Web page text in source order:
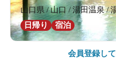
山口県 / 山口 / 湯田温泉 /
日帰り
宿泊
会員登録し